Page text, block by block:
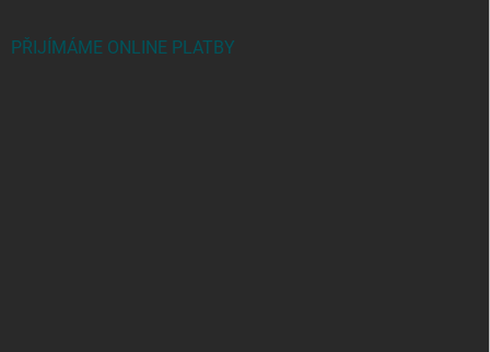
PŘIJÍMÁME ONLINE PLATBY